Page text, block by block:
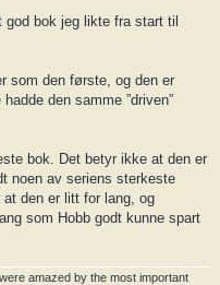
god bok jeg likte fra start til
som den første, og den er
den samme ”driven”
bok. Det betyr ikke at den er
noen av seriens sterkeste
den er litt for lang, og
som Hobb godt kunne spart
amazed by the most important